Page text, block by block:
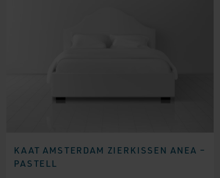
KAAT AMSTERDAM ZIERKISSEN ANEA –
PASTELL